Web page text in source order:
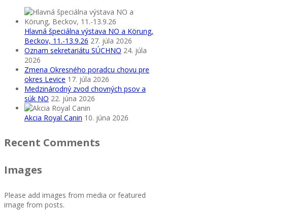
Hlavná špeciálna výstava NO a Körung,
Beckov, 11.-13.9.26 27. júla 2026
Oznam sekretariátu SÚCHNO 24. júla
2026
Zmena Okresného poradcu chovu pre
okres Levice 17. júla 2026
Medzinárodný zvod chovných psov a
súk NO 22. júna 2026
Akcia Royal Canin 10. júna 2026
Recent Comments
Images
Please add images from media or featured
image from posts.